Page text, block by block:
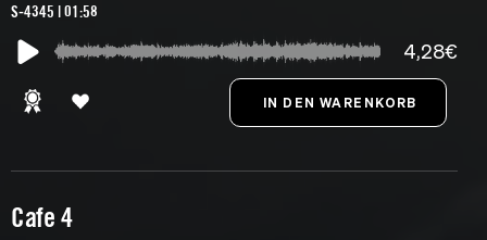
S-4345 | 01:58
4,28€
Cafe 4